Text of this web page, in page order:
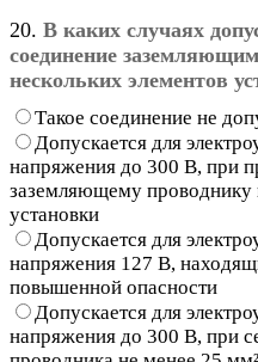
20. В каких случаях
соединение
нескольких элементов
Такое соединение не
Допускается для
напряжения до 300 В, при
заземляющему проводнику
установки
Допускается для
напряжения 127 В,
повышенной опасности
Допускается для
напряжения до 300 В, при